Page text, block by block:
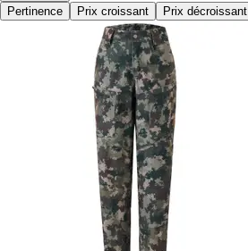
Pertinence
Prix croissant Prix décroissant